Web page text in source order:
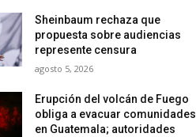
Sheinbaum rechaza que
propuesta sobre audiencias
represente censura
agosto 5, 2026
Erupción del volcán de Fuego
obliga a evacuar comunidades
en Guatemala; autoridades